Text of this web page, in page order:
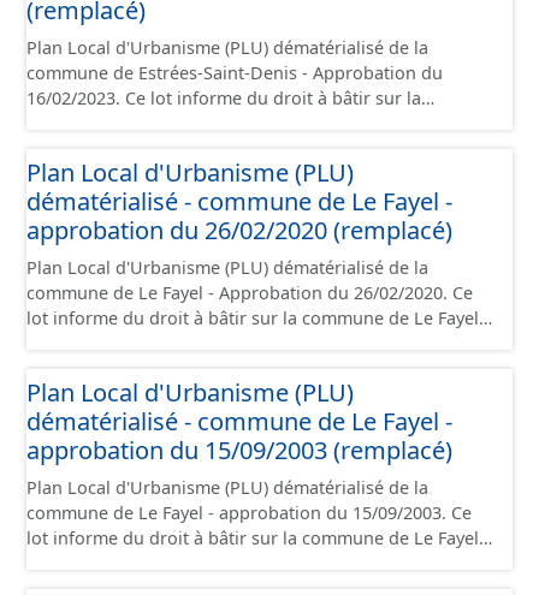
à la création de ces données, il est rappelé que seuls les
documents papier font foi et sont opposables d'un point
de vue juridique.
(remplacé)
Plan Local d'Urbanisme (PLU) dématérialisé de la
commune de Estrées-Saint-Denis - Approbation du
16/02/2023. Ce lot informe du droit à bâtir sur la
nationales du CNIG et contient les pièces
administratives, le rapport de présentation, le PADD, le
règlement, les annexes, les orientations d'aménagement
et les données géographiques. Malgré l'attention portée
à la création de ces données, il est rappelé que seuls les
documents papier font foi et sont opposables d'un point
de vue juridique.
Plan Local d'Urbanisme (PLU)
dématérialisé - commune de Le Fayel -
approbation du 26/02/2020 (remplacé)
Plan Local d'Urbanisme (PLU) dématérialisé de la
commune de Le Fayel - Approbation du 26/02/2020. Ce
lot informe du droit à bâtir sur la commune de Le Fayel.
administratives, le rapport de présentation, le PADD, le
règlement (à l'exception des plans de zonages), les
annexes, les orientations d'aménagement et les données
géographiques. Malgré l'attention portée à la création
de ces données, il est rappelé que seuls les documents
papier font foi et sont opposables d'un point de vue
juridique.
Plan Local d'Urbanisme (PLU)
dématérialisé - commune de Le Fayel -
approbation du 15/09/2003 (remplacé)
Plan Local d'Urbanisme (PLU) dématérialisé de la
commune de Le Fayel - approbation du 15/09/2003. Ce
lot informe du droit à bâtir sur la commune de Le Fayel.